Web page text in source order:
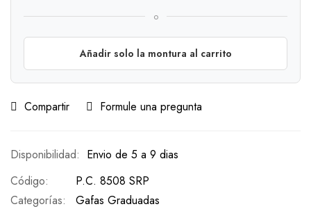
o
Añadir solo la montura al carrito
Compartir Formule una pregunta
Envio de 5 a 9 dias
Código
P.C. 8508 SRP
Categorías:
Gafas Graduadas